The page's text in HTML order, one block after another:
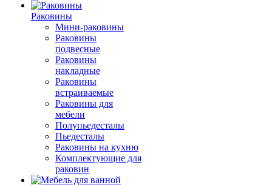
Раковины
Мини-раковины
Раковины
подвесные
Раковины
накладные
Раковины
встраиваемые
Раковины для
мебели
Полупьедесталы
Пьедесталы
Раковины на кухню
Комплектующие для
раковин